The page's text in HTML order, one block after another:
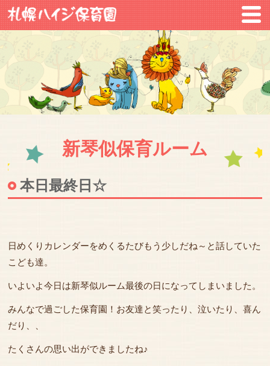
新琴似保育ルーム
本日最終日☆
日めくりカレンダーをめくるたびもう少しだね～と話していた
こども達。
いよいよ今日は新琴似ルーム最後の日になってしまいました。
みんなで過ごした保育園！お友達と笑ったり、泣いたり、喜ん
だり、、
たくさんの思い出ができましたね♪